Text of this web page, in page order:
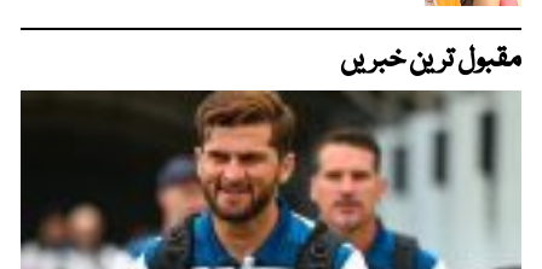
مقبول ترین خبریں